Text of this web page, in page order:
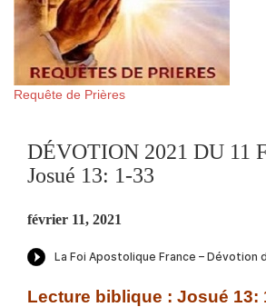
Requête de Prières
DÉVOTION 2021 DU 11
Josué 13: 1-33
février 11, 2021
Lecture biblique : Josué 13: